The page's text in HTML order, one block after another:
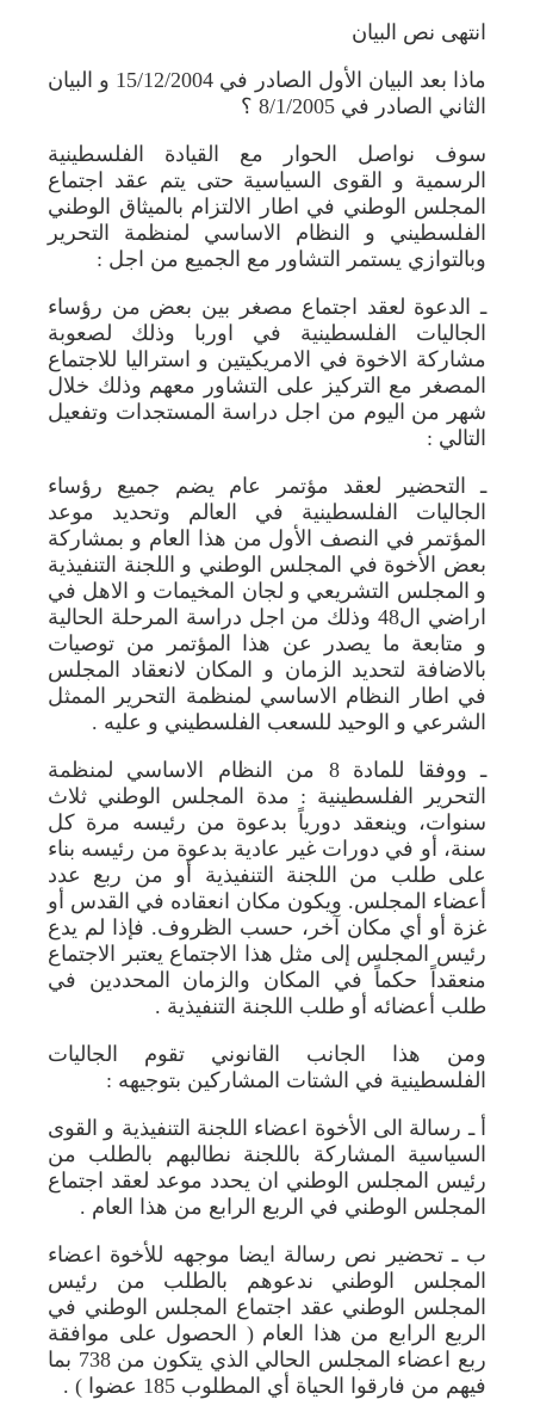
انتهى نص البيان
ماذا بعد البيان الأول الصادر في 15/12/2004 و البيان
الثاني الصادر في 8/1/2005 ؟
سوف نواصل الحوار مع القيادة الفلسطينية
الرسمية و القوى السياسية حتى يتم عقد اجتماع
المجلس الوطني في اطار الالتزام بالميثاق الوطني
الفلسطيني و النظام الاساسي لمنظمة التحرير
وبالتوازي يستمر التشاور مع الجميع من اجل :
ـ الدعوة لعقد اجتماع مصغر بين بعض من رؤساء
الجاليات الفلسطينية في اوربا وذلك لصعوبة
مشاركة الاخوة في الامريكيتين و استراليا للاجتماع
المصغر مع التركيز على التشاور معهم وذلك خلال
شهر من اليوم من اجل دراسة المستجدات وتفعيل
التالي :
ـ التحضير لعقد مؤتمر عام يضم جميع رؤساء
الجاليات الفلسطينية في العالم وتحديد موعد
المؤتمر في النصف الأول من هذا العام و بمشاركة
بعض الأخوة في المجلس الوطني و اللجنة التنفيذية
و المجلس التشريعي و لجان المخيمات و الاهل في
اراضي ال48 وذلك من اجل دراسة المرحلة الحالية
و متابعة ما يصدر عن هذا المؤتمر من توصيات
بالاضافة لتحديد الزمان و المكان لانعقاد المجلس
في اطار النظام الاساسي لمنظمة التحرير الممثل
الشرعي و الوحيد للسعب الفلسطيني و عليه .
ـ ووفقا للمادة 8 من النظام الاساسي لمنظمة
التحرير الفلسطينية : مدة المجلس الوطني ثلاث
سنوات، وينعقد دورياً بدعوة من رئيسه مرة كل
سنة، أو في دورات غير عادية بدعوة من رئيسه بناء
على طلب من اللجنة التنفيذية أو من ربع عدد
أعضاء المجلس. ويكون مكان انعقاده في القدس أو
غزة أو أي مكان آخر، حسب الظروف. فإذا لم يدع
رئيس المجلس إلى مثل هذا الاجتماع يعتبر الاجتماع
منعقداً حكماً في المكان والزمان المحددين في
طلب أعضائه أو طلب اللجنة التنفيذية .
ومن هذا الجانب القانوني تقوم الجاليات
الفلسطينية في الشتات المشاركين بتوجيهه :
أ ـ رسالة الى الأخوة اعضاء اللجنة التنفيذية و القوى
السياسية المشاركة باللجنة نطالبهم بالطلب من
رئيس المجلس الوطني ان يحدد موعد لعقد اجتماع
المجلس الوطني في الربع الرابع من هذا العام .
ب ـ تحضير نص رسالة ايضا موجهه للأخوة اعضاء
المجلس الوطني ندعوهم بالطلب من رئيس
المجلس الوطني عقد اجتماع المجلس الوطني في
الربع الرابع من هذا العام ( الحصول على موافقة
ربع اعضاء المجلس الحالي الذي يتكون من 738 بما
فيهم من فارقوا الحياة أي المطلوب 185 عضوا ) .